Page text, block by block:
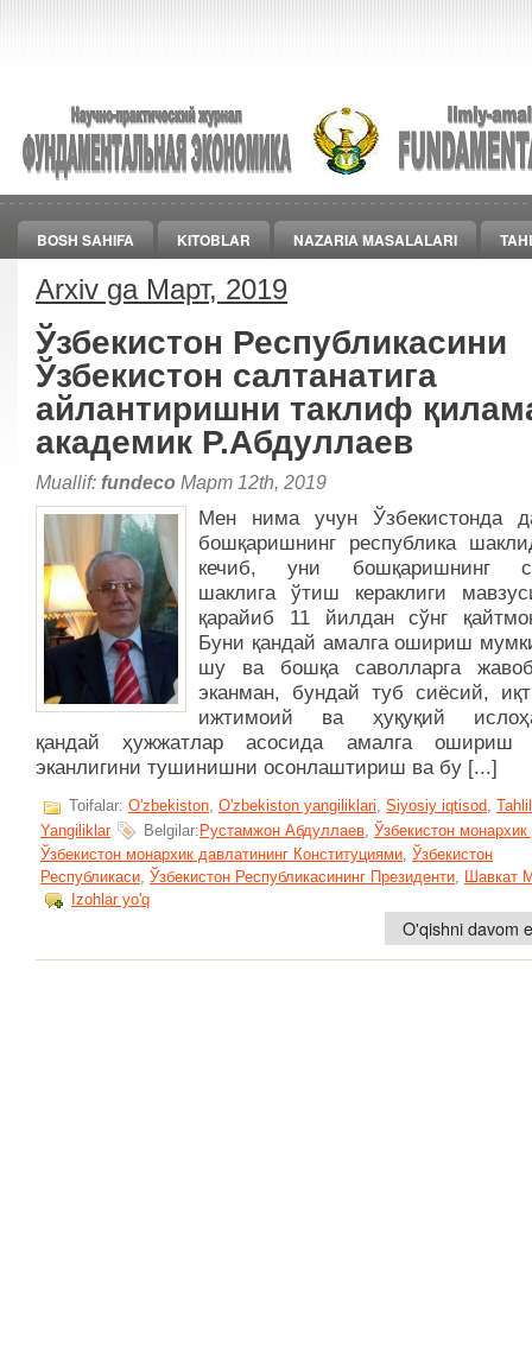
BOSH SAHIFA KITOBLAR NAZARIA MASALALARI
Arxiv ga Март, 2019
Ўзбекистон Республикасини
Ўзбекистон салтанатига
айлантиришни таклиф
академик Р.Абдуллаев
Muallif: fundeco Март 12th, 2019
Мен нима учун Ўзбекистонда
бошқаришнинг республика
кечиб, уни бошқаришнинг
шаклига ўтиш кераклиги
қарайиб 11 йилдан сўнг
Буни қандай амалга ошириш
шу ва бошқа саволларга
эканман, бундай туб сиёсий,
ижтимоий ва ҳуқуқий
қандай ҳужжатлар асосида амалга ошириш
эканлигини тушинишни осонлаштириш ва бу [...]
Toifalar: O'zbekiston, O'zbekiston yangiliklari, Siyosiy iqtisod, Tahlil
Yangiliklar
Belgilar:Рустамжон Абдуллаев Ўзбекистон
Ўзбекистон монархик давлатининг Конституциями, Ўзбекистон
Республикаси, Ўзбекистон Республикасининг Президенти, Шавкат
Izohlar yo'q
O'qishni davom